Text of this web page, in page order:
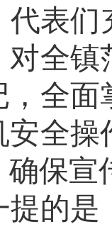
代表
全
全
全
保宣
提的